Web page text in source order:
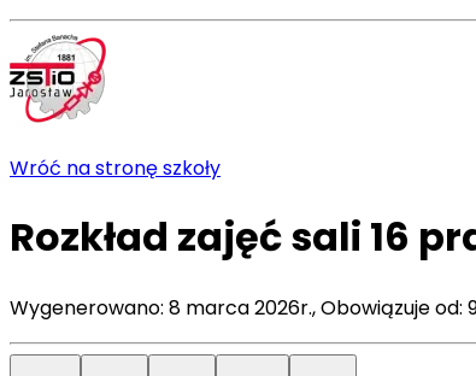
Wróć na stronę szkoły
Rozkład zajęćsali 16
Wygenerowano: 8 marca 2026r.,Obowiązuje od: